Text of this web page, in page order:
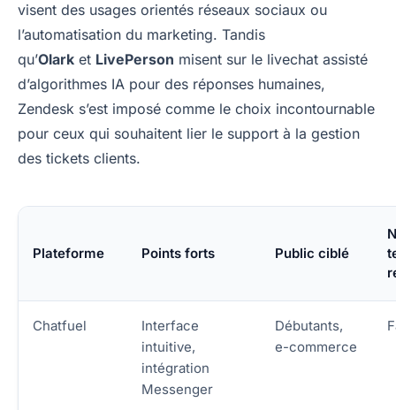
visent des usages orientés réseaux sociaux ou
l’automatisation du marketing. Tandis
qu’Olark et LivePerson misent sur le livechat assisté
d’algorithmes IA pour des réponses humaines,
Zendesk s’est imposé comme le choix incontournable
pour ceux qui souhaitent lier le support à la gestion
des tickets clients.
Plateforme Points forts Public ciblé
Chatfuel
Interface
intuitive,
intégration
Messenger
Débutants,
e-commerce